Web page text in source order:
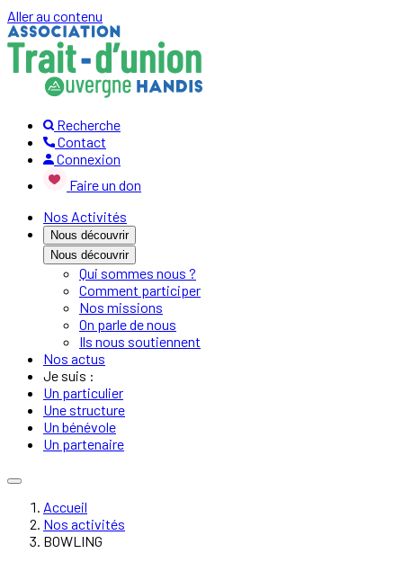
Aller au contenu
Recherche
Contact
Connexion
Faire un don
Nos Activités
Nous découvrir
Nous découvrir
Qui sommes nous ?
Comment participer
Nos missions
On parle de nous
Ils nous soutiennent
Nos actus
Je suis :
Un particulier
Une structure
Un bénévole
Un partenaire
Accueil
Nos activités
BOWLING